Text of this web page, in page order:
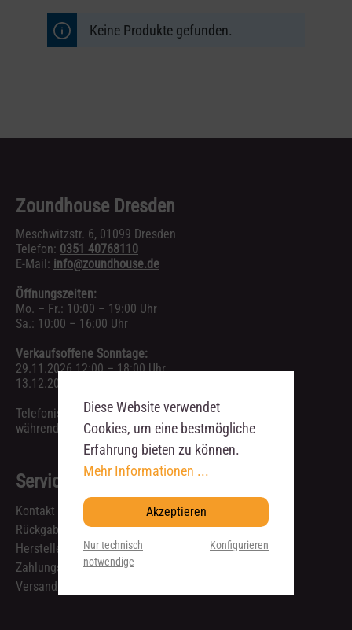
Keine Produkte gefunden.
Zoundhouse Dresden
Meschwitzstr. 6, 01099 Dresden
Telefon: 0351 40768110
E-Mail: info@zoundhouse.de
Öffnungszeiten:
Mo. – Fr.: 10:00 – 19:00 Uhr
Sa.: 10:00 – 16:00 Uhr
Verkaufsoffene Sonntage:
29.11.2026 12:00 – 18:00 Uhr
13.12.2026 12:00 – 18:00 Uhr
Telefonische Anfragen sind ausschließlich
während unserer Geschäftszeiten möglich.
Service
Kontakt
Rückgabe & Reklamation
Hersteller
Zahlungsarten
Versandkosten und Lieferzeiten
Diese Website verwendet
Cookies, um eine bestmögliche
Erfahrung bieten zu können.
Mehr Informationen ...
Akzeptieren
Nur technisch
notwendige
Konfigurieren